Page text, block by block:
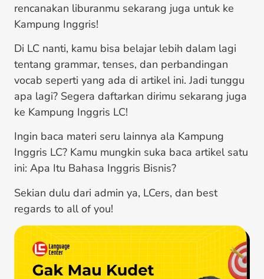
rencanakan liburanmu sekarang juga untuk ke
Kampung Inggris!
Di LC nanti, kamu bisa belajar lebih dalam lagi
tentang grammar, tenses, dan perbandingan
vocab seperti yang ada di artikel ini. Jadi tunggu
apa lagi? Segera daftarkan dirimu sekarang juga
ke Kampung Inggris LC!
Ingin baca materi seru lainnya ala Kampung
Inggris LC? Kamu mungkin suka baca artikel satu
ini: Apa Itu Bahasa Inggris Bisnis?
Sekian dulu dari admin ya, LCers, dan best
regards to all of you!